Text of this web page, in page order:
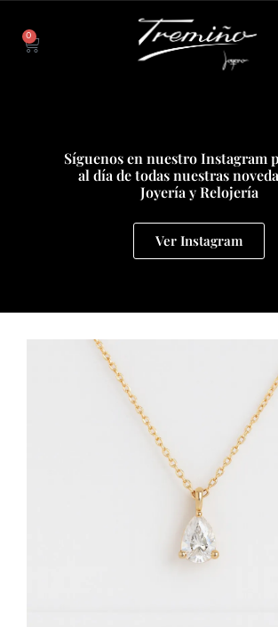
0
Síguenos en nuestro Instagram
al día de todas nuestras
Joyería y Relojería
Ver Instagram